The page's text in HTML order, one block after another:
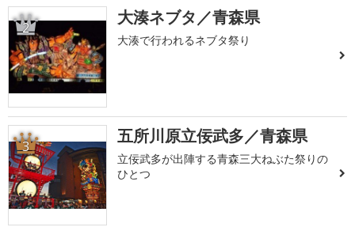
2 大湊ネブタ／青森県
大湊で行われるネブタ祭り
3 五所川原立佞武多／青森県
立佞武多が出陣する青森三大ねぶた祭りの
ひとつ